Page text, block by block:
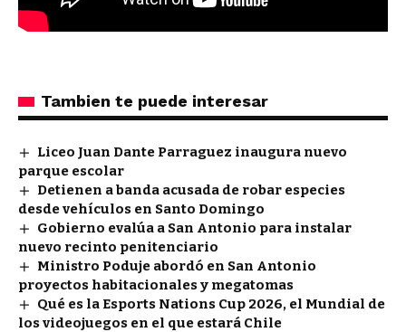
Tambien te puede interesar
Liceo Juan Dante Parraguez inaugura nuevo
parque escolar
Detienen a banda acusada de robar especies
desde vehículos en Santo Domingo
Gobierno evalúa a San Antonio para instalar
nuevo recinto penitenciario
Ministro Poduje abordó en San Antonio
proyectos habitacionales y megatomas
Qué es la Esports Nations Cup 2026, el Mundial de
los videojuegos en el que estará Chile